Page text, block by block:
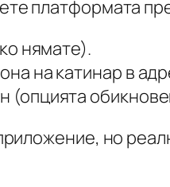
платформата
нямате).
на катинар в
(опцията
но